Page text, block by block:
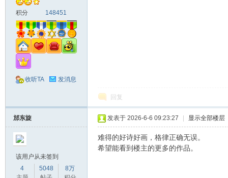
积分 148451
收听TA 发消息
回复
邡东旋
该用户从未签到
4
5048
8万
发表于 2026-6-6 09:23:27 显示全部楼层
难得的好诗好画，格律正确无误。
希望能看到楼主的更多的作品。